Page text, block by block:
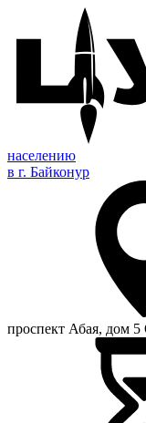
населению
в г. Байконур
проспект Абая, дом